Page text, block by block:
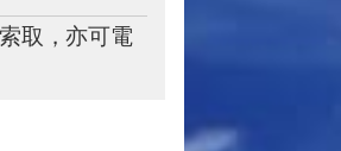
取，亦可電